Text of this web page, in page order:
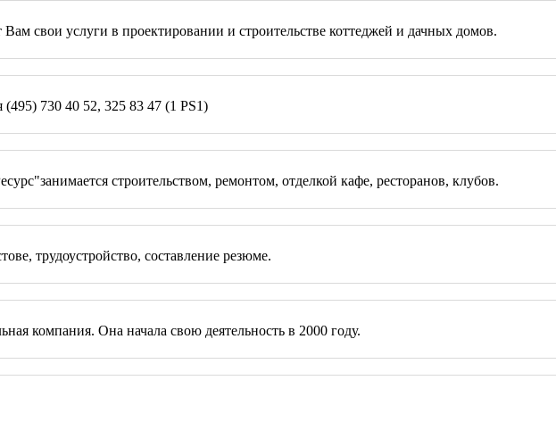
свои услуги в проектировании и строительстве коттеджей и дачных домов.
730 40 52, 325 83 47 (1 PS1)
строительством, ремонтом, отделкой кафе, ресторанов, клубов.
трудоустройство, составление резюме.
компания. Она начала свою деятельность в 2000 году.